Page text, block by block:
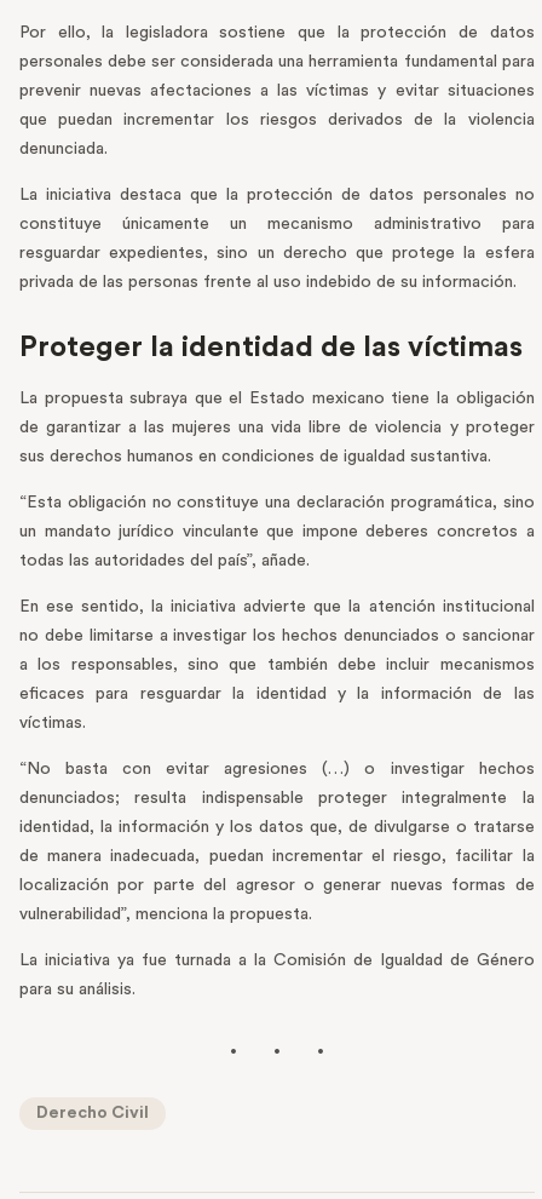
Por ello, la legisladora sostiene que la protección de datos
personales debe ser considerada una herramienta fundamental para
prevenir nuevas afectaciones a las víctimas y evitar situaciones
que puedan incrementar los riesgos derivados de la violencia
denunciada.
La iniciativa destaca que la protección de datos personales no
constituye únicamente un mecanismo administrativo para
resguardar expedientes, sino un derecho que protege la esfera
privada de las personas frente al uso indebido de su información.
Proteger la identidad de las víctimas
La propuesta subraya que el Estado mexicano tiene la obligación
de garantizar a las mujeres una vida libre de violencia y proteger
sus derechos humanos en condiciones de igualdad sustantiva.
“Esta obligación no constituye una declaración programática, sino
un mandato jurídico vinculante que impone deberes concretos a
todas las autoridades del país”, añade.
En ese sentido, la iniciativa advierte que la atención institucional
no debe limitarse a investigar los hechos denunciados o sancionar
a los responsables, sino que también debe incluir mecanismos
eficaces para resguardar la identidad y la información de las
víctimas.
“No basta con evitar agresiones (…) o investigar hechos
denunciados; resulta indispensable proteger integralmente la
identidad, la información y los datos que, de divulgarse o tratarse
de manera inadecuada, puedan incrementar el riesgo, facilitar la
localización por parte del agresor o generar nuevas formas de
vulnerabilidad”, menciona la propuesta.
La iniciativa ya fue turnada a la Comisión de Igualdad de Género
para su análisis.
Derecho Civil